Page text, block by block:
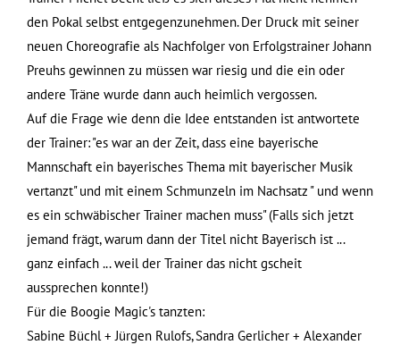
den Pokal selbst entgegenzunehmen. Der Druck mit seiner
neuen Choreografie als Nachfolger von Erfolgstrainer Johann
Preuhs gewinnen zu müssen war riesig und die ein oder
andere Träne wurde dann auch heimlich vergossen.
Auf die Frage wie denn die Idee entstanden ist antwortete
der Trainer: "es war an der Zeit, dass eine bayerische
Mannschaft ein bayerisches Thema mit bayerischer Musik
vertanzt" und mit einem Schmunzeln im Nachsatz " und wenn
es ein schwäbischer Trainer machen muss" (Falls sich jetzt
jemand frägt, warum dann der Titel nicht Bayerisch ist ...
ganz einfach ... weil der Trainer das nicht gscheit
aussprechen konnte!)
Für die Boogie Magic's tanzten:
Sabine Büchl + Jürgen Rulofs, Sandra Gerlicher + Alexander